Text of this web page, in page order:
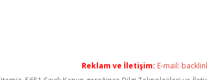
Reklam ve İletişim: E-mail: